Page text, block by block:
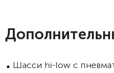
Шасси hi-low с